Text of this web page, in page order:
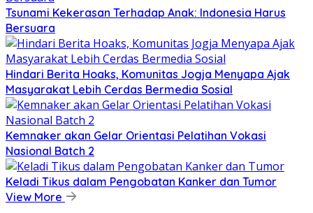
Tsunami Kekerasan Terhadap Anak: Indonesia Harus
Bersuara
Hindari Berita Hoaks, Komunitas Jogja Menyapa Ajak
Masyarakat Lebih Cerdas Bermedia Sosial
Kemnaker akan Gelar Orientasi Pelatihan Vokasi
Nasional Batch 2
Keladi Tikus dalam Pengobatan Kanker dan Tumor
View More